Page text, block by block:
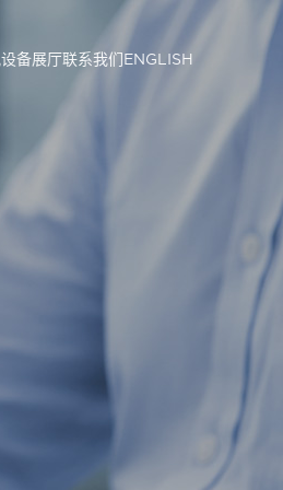
设备展厅联系我们ENGLISH